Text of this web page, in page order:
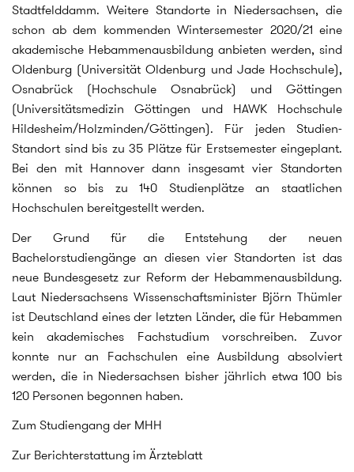
Stadtfelddamm. Weitere Standorte in Niedersachsen, die
schon ab dem kommenden Wintersemester 2020/21 eine
akademische Hebammenausbildung anbieten werden, sind
Oldenburg (Universität Oldenburg und Jade Hochschule),
Osnabrück (Hochschule Osnabrück) und Göttingen
(Universitätsmedizin Göttingen und HAWK Hochschule
Hildesheim/Holzminden/Göttingen). Für jeden Studien-
Standort sind bis zu 35 Plätze für Erstsemester eingeplant.
Bei den mit Hannover dann insgesamt vier Standorten
können so bis zu 140 Studienplätze an staatlichen
Hochschulen bereitgestellt werden.
Der Grund für die Entstehung der neuen
Bachelorstudiengänge an diesen vier Standorten ist das
neue Bundesgesetz zur Reform der Hebammenausbildung.
Laut Niedersachsens Wissenschaftsminister Björn Thümler
ist Deutschland eines der letzten Länder, die für Hebammen
kein akademisches Fachstudium vorschreiben. Zuvor
konnte nur an Fachschulen eine Ausbildung absolviert
werden, die in Niedersachsen bisher jährlich etwa 100 bis
120 Personen begonnen haben.
Zum Studiengang der MHH
Zur Berichterstattung im Ärzteblatt